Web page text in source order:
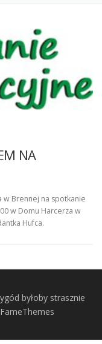
NA
w Brennej na spotkanie
w Domu Harcerza w
Hufca.
byłoby strasznie